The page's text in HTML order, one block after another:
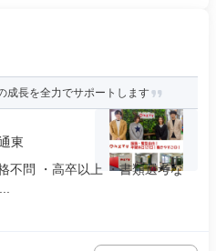
成長を全力でサポートします
東
不問 ・高卒以上 ・書類選考な